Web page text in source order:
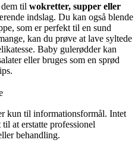
til wokretter, supper eller
indslag. Du kan også blende
som er perfekt til en sund
kan du prøve at lave syltede
Baby gulerødder kan
eller bruges som en sprød
kun til informationsformål. Intet
at erstatte professionel
behandling.